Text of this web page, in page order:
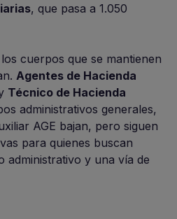
, que pasa a 1.050
cuerpos que se mantienen
Agentes de Hacienda
Técnico de Hacienda
administrativos generales,
AGE bajan, pero siguen
para quienes buscan
administrativo y una vía de